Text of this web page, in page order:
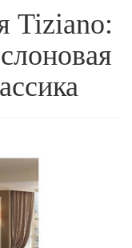
Tiziano: